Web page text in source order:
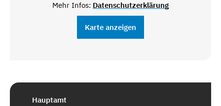
Mehr Infos: Datenschutzerklärung
Karte anzeigen
Hauptamt